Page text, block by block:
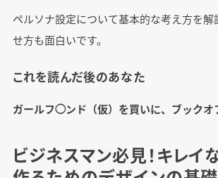
ペルソナ設定について基本的な考え方を解
せ方も面白いです。
これを読んだ後のあなた
ガールフ◯ンド（仮）を買いに、ブックオ
ビジネスマン必見！キレイ